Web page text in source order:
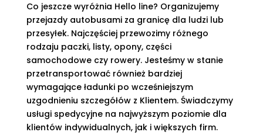
Co jeszcze wyróżnia Hello line? Organizujemy
przejazdy autobusami za granicę dla ludzi lub
przesyłek. Najczęściej przewozimy różnego
rodzaju paczki, listy, opony, części
samochodowe czy rowery. Jesteśmy w stanie
przetransportować również bardziej
wymagające ładunki po wcześniejszym
uzgodnieniu szczegółów z Klientem. Świadczymy
usługi spedycyjne na najwyższym poziomie dla
klientów indywidualnych, jak i większych firm.